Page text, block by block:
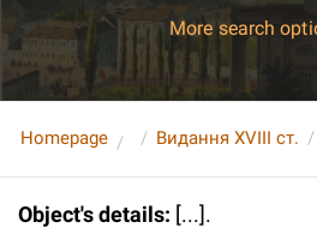
More search
Homepage Видання XVIII ст.
Object's details: [...].